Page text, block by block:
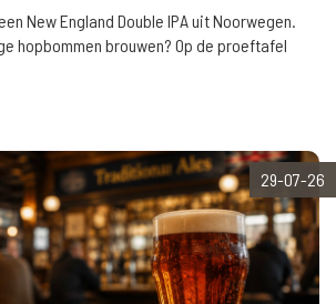
New England Double IPA uit Noorwegen.
hopbommen brouwen? Op de proeftafel
29-07-26